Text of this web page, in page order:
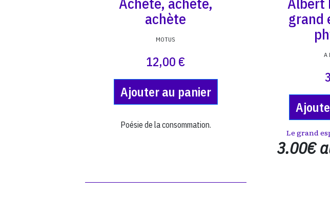
achète
MOTUS
12,00 €
Ajouter au panier
Poésie de la consommation.
grand
A
Le grand
3.00€